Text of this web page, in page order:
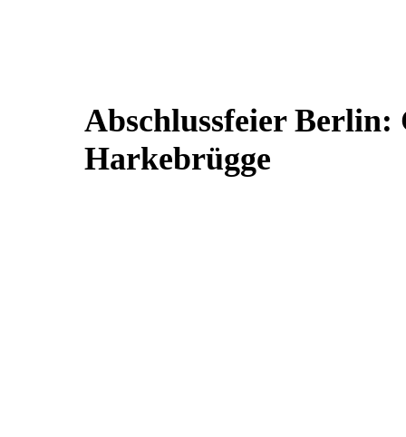
Abschlussfeier Berlin:
Harkebrügge